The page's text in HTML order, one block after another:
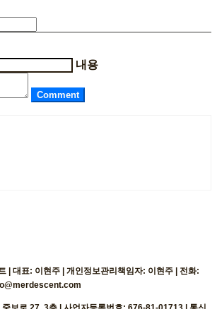
내용
Comment
| 대표: 이현주 | 개인정보관리책임자: 이현주 | 전화: